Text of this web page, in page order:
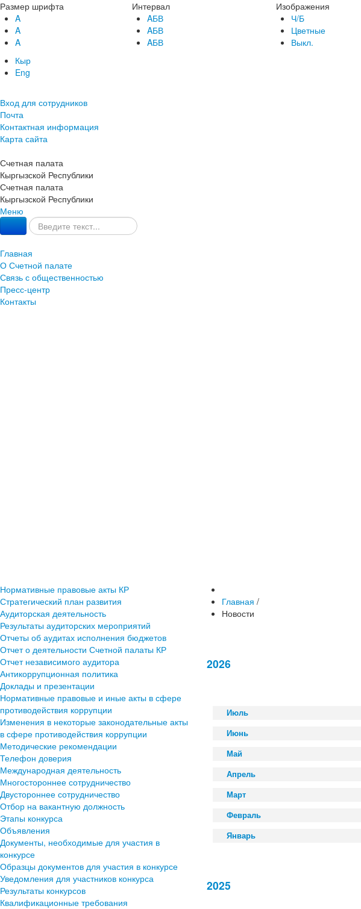
Размер шрифта
A
A
A
Интервал
AБВ
AБВ
AБВ
Изображения
Ч/Б
Цветные
Выкл.
Кыр
Eng
Вход для сотрудников
Почта
Контактная информация
Карта сайта
Счетная палата
Кыргызской Республики
Счетная палата
Кыргызской Республики
Меню
Главная
О Счетной палате
Связь с общественностью
Пресс-центр
Контакты
Нормативные правовые акты КР
Стратегический план развития
Аудиторская деятельность
Результаты аудиторских мероприятий
Отчеты об аудитах исполнения бюджетов
Отчет о деятельности Счетной палаты КР
Отчет независимого аудитора
Антикоррупционная политика
Доклады и презентации
Нормативные правовые и иные акты в сфере
противодействия коррупции
Изменения в некоторые законодательные акты
в сфере противодействия коррупции
Методические рекомендации
Телефон доверия
Международная деятельность
Многостороннее сотрудничество
Двустороннее сотрудничество
Отбор на вакантную должность
Этапы конкурса
Объявления
Документы, необходимые для участия в
конкурсе
Образцы документов для участия в конкурсе
Уведомления для участников конкурса
Результаты конкурсов
Квалификационные требования
Главная /
Новости
2026
Июль
Июнь
Май
Апрель
Март
Февраль
Январь
2025